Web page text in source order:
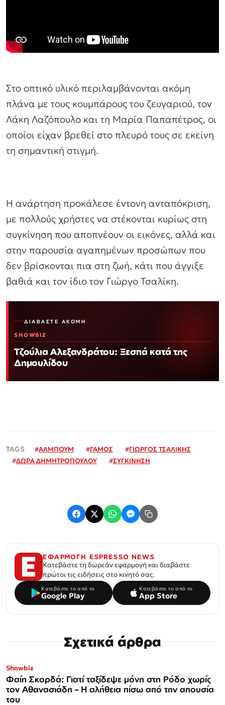
Στο οπτικό υλικό περιλαμβάνονται ακόμη
πλάνα με τους κουμπάρους του ζευγαριού, τον
Λάκη Λαζόπουλο και τη Μαρία Παπαπέτρος, οι
οποίοι είχαν βρεθεί στο πλευρό τους σε εκείνη
τη σημαντική στιγμή.
Η ανάρτηση προκάλεσε έντονη ανταπόκριση,
με πολλούς χρήστες να στέκονται κυρίως στη
συγκίνηση που αποπνέουν οι εικόνες, αλλά και
στην παρουσία αγαπημένων προσώπων που
δεν βρίσκονται πια στη ζωή, κάτι που άγγιξε
βαθιά και τον ίδιο τον Γιώργο Τσαλίκη.
ΔΙΑΒΆΣΤΕ ΑΚΌΜΗ
SHOWBIZ
Τζούλια Αλεξανδράτου: Ξεσπά κατά της
Δημουλίδου
#ΑΛΜΠΟΥΜ #ΓΑΜΟΣ #ΓΙΩΡΓΟΣ ΤΣΑΛΙΚΗΣ
#ΔΩΡΑ ΔΗΜΗΤΡΟΠΟΥΛΟΥ #ΣΥΓΚΙΝΗΣΗ
ΕΦΑΡΜΟΓΗ ESPRESSO NEWS
Κατεβάστε τη δωρεάν εφαρμογή και διαβάστε
πρώτοι τις ειδήσεις στο κινητό σας.
Κατεβάστε το από το
Google Play
Κατεβάστε το από το
App Store
Σχετικά άρθρα
Showbiz
Φαίη Σκορδά: Γιατί ταξίδεψε μόνη στη Ρόδο χωρίς
τον Αθανασιάδη – Η αλήθεια πίσω από την απουσία
του